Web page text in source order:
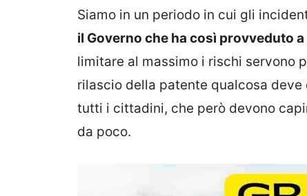
Siamo in un periodo in cui gli
il Governo che ha così provveduto
limitare al massimo i rischi servono
rilascio della patente qualcosa
tutti i cittadini, che però devono
da poco.